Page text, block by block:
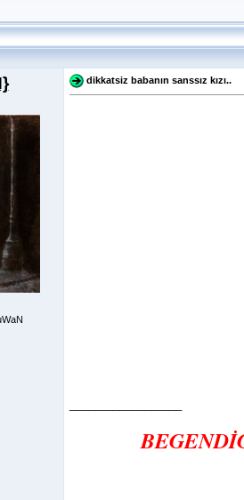
dikkatsiz babanın sanssız kızı..